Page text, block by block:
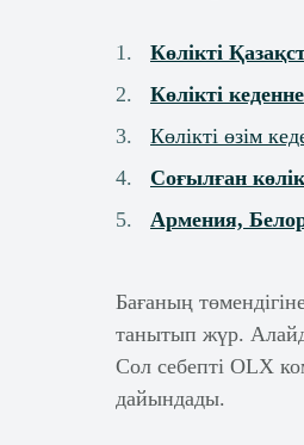
Көлікті
Көлікті
Көлікті өзім
Соғылған
Армения,
Бағаның
танытып жүр.
Сол себепті OLX
дайындады.